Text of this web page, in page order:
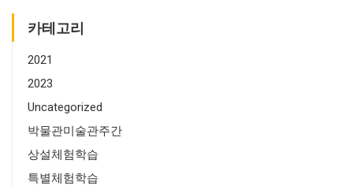
카테고리
2021
2023
Uncategorized
박물관미술관주간
상설체험학습
특별체험학습